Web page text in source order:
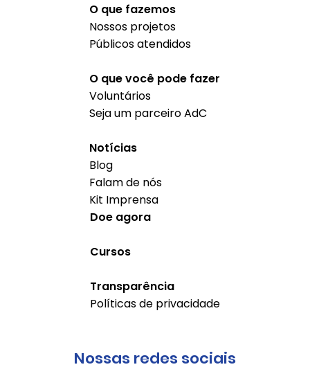
Nossas redes sociais
O que fazemos
Nossos projetos
Públicos atendidos
O que você pode fazer
Voluntários
Seja um parceiro AdC
Notícias
Blog
Falam de nós
Kit Imprensa
Doe agora
Cursos
Transparência
Políticas de privacidade